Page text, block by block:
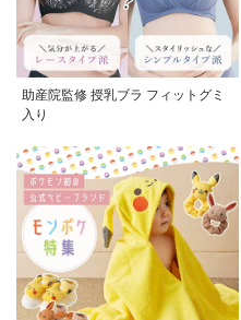
助産院監修 授乳ブラ フィットグミ
入り